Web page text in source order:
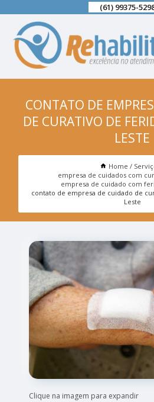
(61) 99375-
CONTATO DE
DE CURATIVO DE
LESTE
Home
empresa de cuidados com
empresa de cuidado com
contato de empresa de cuidado de
Leste
Clique na imagem para expandir